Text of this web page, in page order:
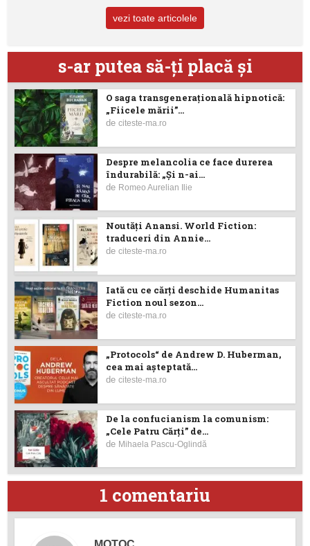
vezi toate articolele
s-ar putea să-ţi placă şi
O saga transgenerațională hipnotică:
„Fiicele mării”...
deciteste-ma.ro
Despre melancolia ce face durerea
îndurabilă: „Și n-ai...
de Romeo Aurelian Ilie
Noutăţi Anansi. World Fiction:
traduceri din Annie...
deciteste-ma.ro
Iată cu ce cărţi deschide Humanitas
Fiction noul sezon...
deciteste-ma.ro
„Protocols“ de Andrew D. Huberman,
cea mai așteptată...
deciteste-ma.ro
De la confucianism la comunism:
„Cele Patru Cărți” de...
de Mihaela Pascu-Oglindă
1 comentariu